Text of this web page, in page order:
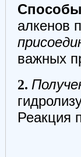
алкенов
важных
2.
Реакция